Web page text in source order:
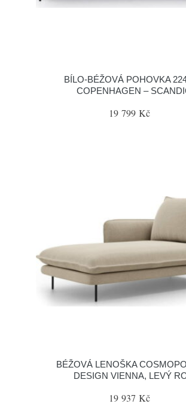
BÍLO-BÉŽOVÁ POHOVKA
COPENHAGEN –
19 799 Kč
BÉŽOVÁ LENOŠKA
DESIGN VIENNA, LEVÝ
19 937 Kč